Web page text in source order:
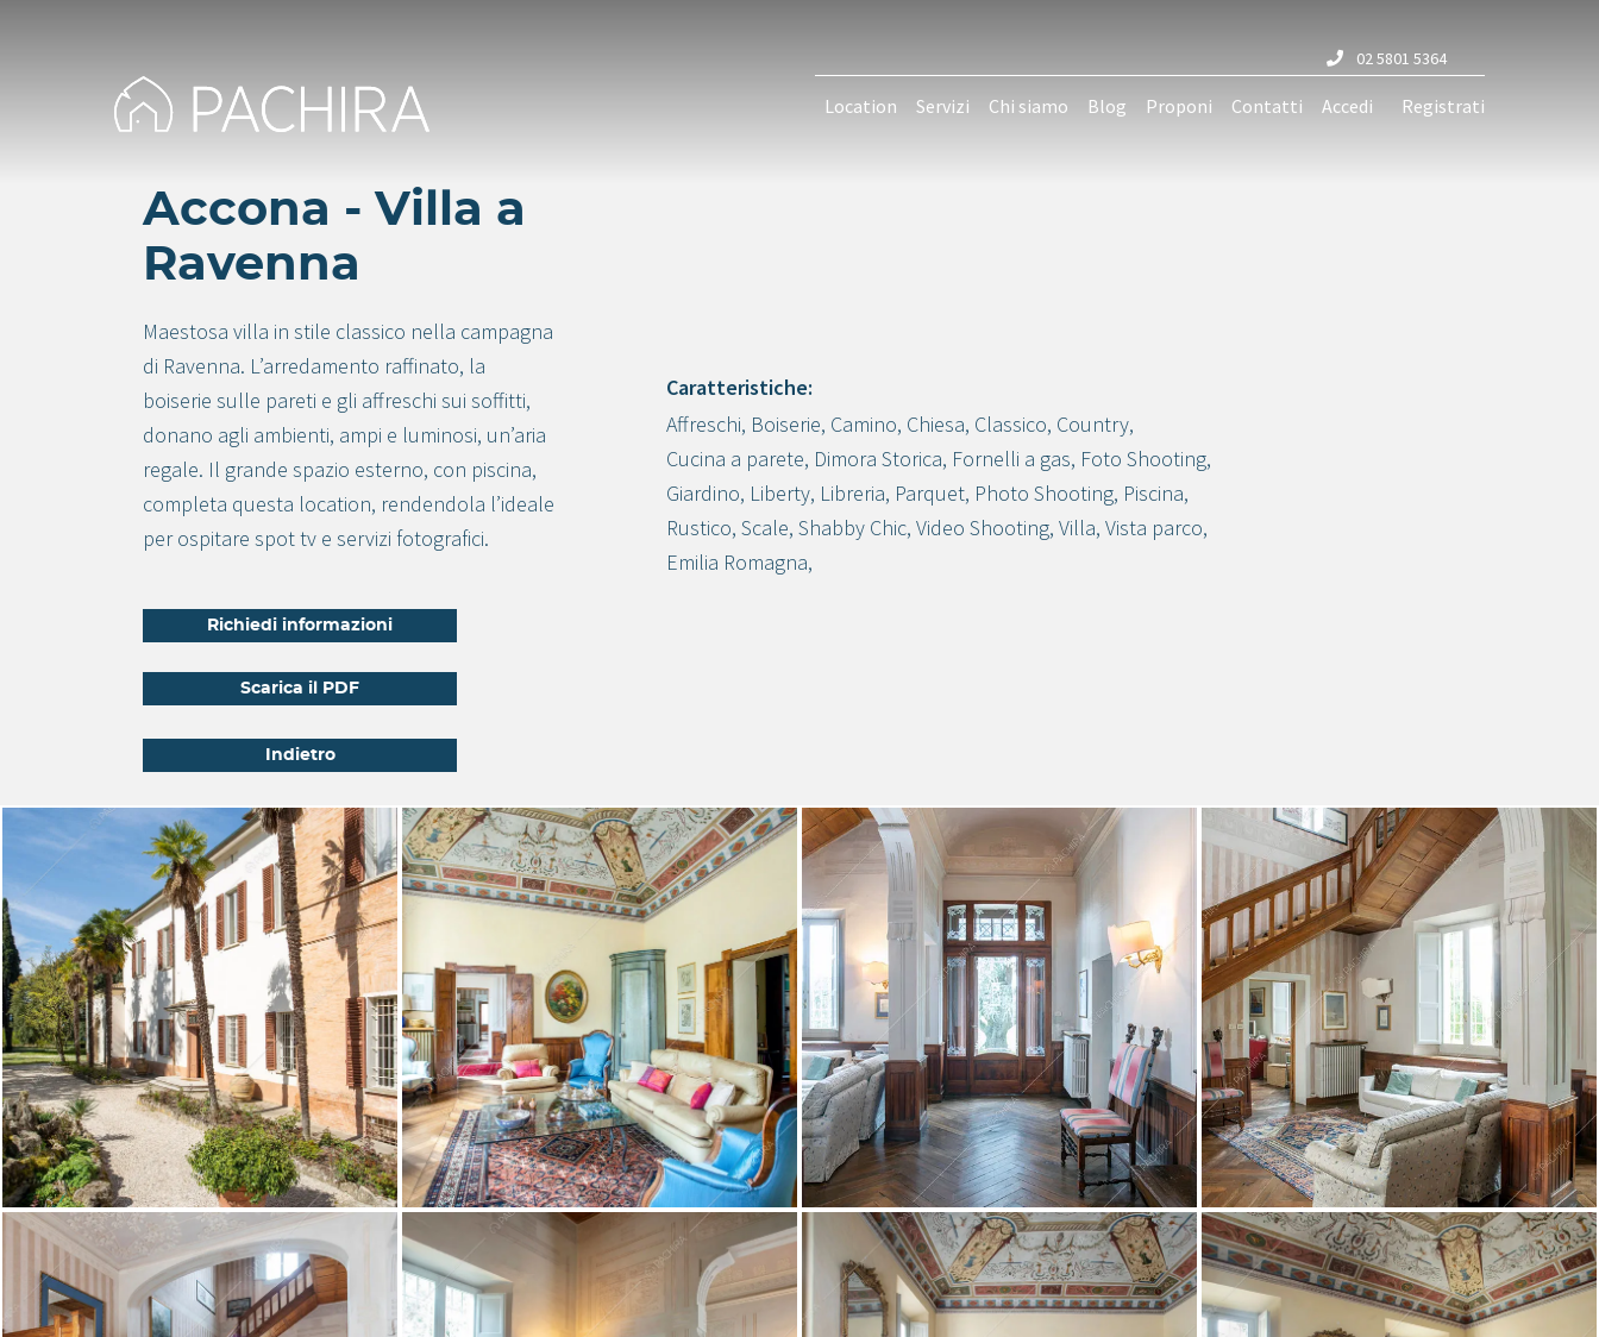
02 5801 5364
Location Servizi Chi siamo Blog Proponi Contatti Accedi Registrati
Accona - Villa a
Ravenna
Maestosa villa in stile classico nella campagna
di Ravenna. L’arredamento raffinato, la
boiserie sulle pareti e gli affreschi sui soffitti,
donano agli ambienti, ampi e luminosi, un’aria
regale. Il grande spazio esterno, con piscina,
completa questa location, rendendola l’ideale
per ospitare spot tv e servizi fotografici.
Richiedi informazioni
Scarica il PDF
Indietro
Crea progetto
Caratteristiche:
Affreschi, Boiserie, Camino, Chiesa, Classico, Country,
Cucina a parete, Dimora Storica, Fornelli a gas, Foto Shooting,
Giardino, Liberty, Libreria, Parquet, Photo Shooting, Piscina,
Rustico, Scale, Shabby Chic, Video Shooting, Villa, Vista parco,
Emilia Romagna,